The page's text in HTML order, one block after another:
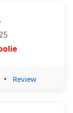
• Review